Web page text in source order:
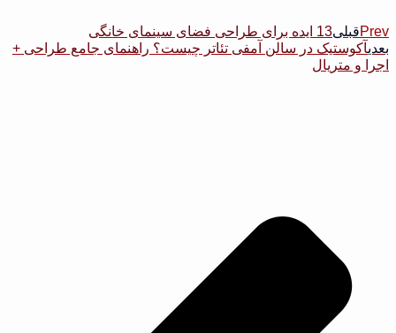
Prevقبلی 13 ایده برای طراحی فضای سینمای خانگی
بعدیآکوستیک در سالن آمفی تئاتر چیست؟ راهنمای جامع طراحی +
اجرا و متریال